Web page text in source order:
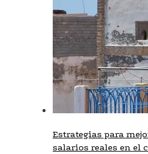
Estrategias para
salarios reales en el